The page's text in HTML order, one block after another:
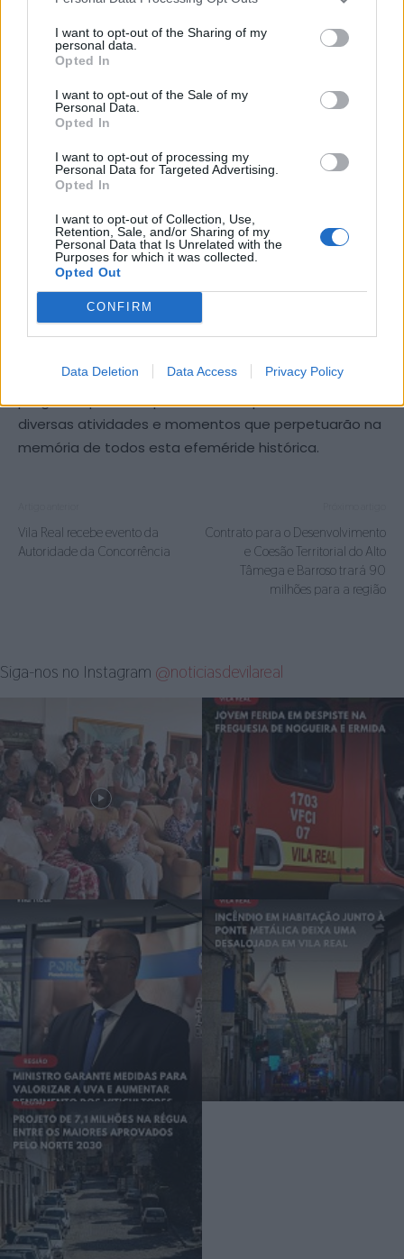
I want to opt-out of the Sharing of my
personal data.
Opted In
I want to opt-out of the Sale of my
Personal Data.
Opted In
I want to opt-out of processing my
Personal Data for Targeted Advertising.
Opted In
I want to opt-out of Collection, Use,
Retention, Sale, and/or Sharing of my
Personal Data that Is Unrelated with the
Purposes for which it was collected.
Opted Out
CONFIRM
Data Deletion Data Access Privacy Policy
Madalena Tomé que faz parte da Banda de Música de
Sabrosa, e o músico da BSP Nuno Silva, ele que é o
Maestro da Banda de Música de Sabrosa.”
Durante o evento, a Exposição de Meios Militares do RI
Mercado dos Produtos Durienses, tal como aconteceu
ao longo de toda a semana, com dois locais
expositivos, no Jardim da Fontainha e nos Paços do
Concelho, onde recebeu centenas de visitas, desde
alunos do Agrupamento de Escolas Miguel Torga,
utentes da APPACDM de Sabrosa, e público em geral.
do 25 de abril, para as quais o município preparou um
programa pensado para todos os públicos, com
diversas atividades e momentos que perpetuarão na
memória de todos esta efeméride histórica.
Vila Real recebe evento da
Autoridade da Concorrência
Contrato para o Desenvolvimento
e Coesão Territorial do Alto
Tâmega e Barroso trará 90
milhões para a região
Siga-nos no Instagram @noticiasdevilareal